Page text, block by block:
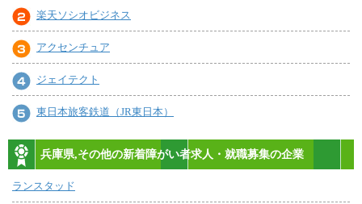
楽天ソシオビジネス
アクセンチュア
ジェイテクト
東日本旅客鉄道（JR東日本）
兵庫県,その他の新着障がい者求人・就職募集の企業
ランスタッド